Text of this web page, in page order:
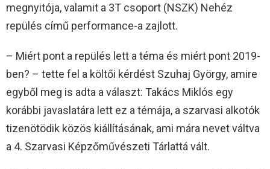
megnyitója, valamit a 3T csoport (NSZK) Nehéz
repülés című performance-a zajlott.
– Miért pont a repülés lett a téma és miért pont 2019-
ben? – tette fel a költői kérdést Szuhaj György, amire
egyből meg is adta a választ: Takács Miklós egy
korábbi javaslatára lett ez a témája, a szarvasi alkotók
tizenötödik közös kiállításának, ami mára nevet váltva
a 4. Szarvasi Képzőművészeti Tárlattá vált.